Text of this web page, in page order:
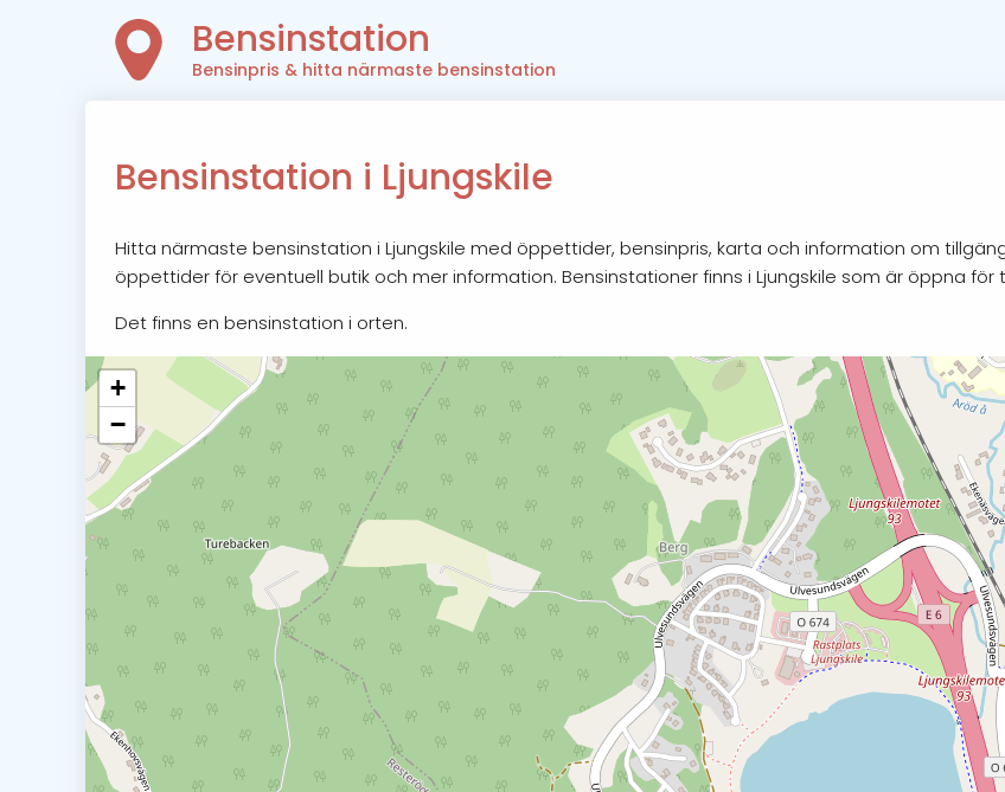
Bensinstation
Bensinpris & hitta närmaste bensinstation
Bensinstation i Ljungskile
Hitta närmaste bensinstation i Ljungskile med öppettider, bensinpris, karta och information om
öppettider för eventuell butik och mer information. Bensinstationer finns i Ljungskile som är öppna för
Det finns en bensinstation i orten.
+
−